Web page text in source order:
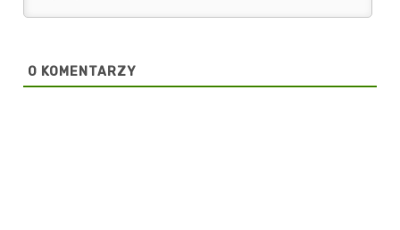
0 KOMENTARZY